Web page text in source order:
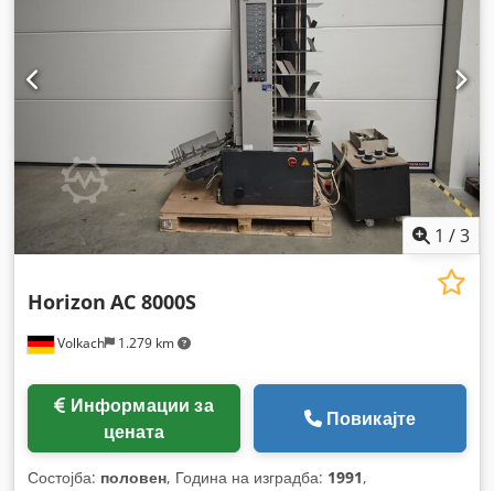
1 /3
Volkach 1.279 km
Horizon AC 8000S
цената
Повикајте
Состојба: половен, Година на изградба: 1991,